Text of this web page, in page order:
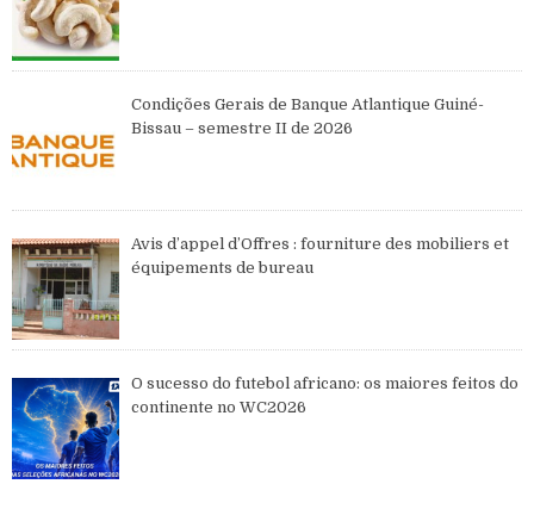
Condições Gerais de Banque Atlantique Guiné-
Bissau – semestre II de 2026
Avis d’appel d’Offres : fourniture des mobiliers et
équipements de bureau
O sucesso do futebol africano: os maiores feitos do
continente no WC2026